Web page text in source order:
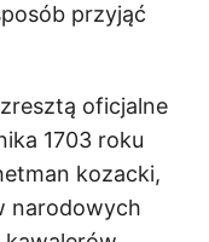
przyjąć
oficjalne
1703 roku
kozacki,
narodowych